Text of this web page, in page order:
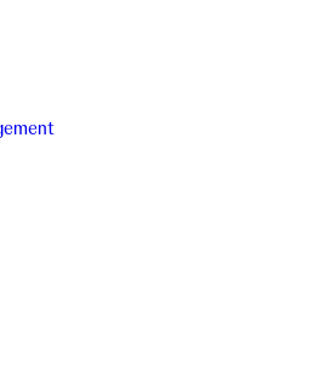
Contatto -
Semola
rischio che
familiari